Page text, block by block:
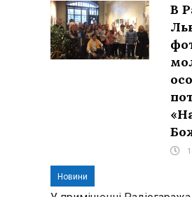
В
Новини